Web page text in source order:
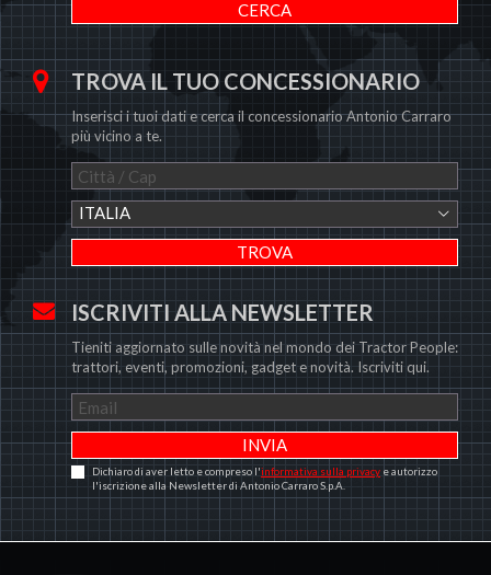
TROVA IL TUO CONCESSIONARIO
Inserisci i tuoi dati e cerca il concessionario Antonio Carraro
più vicino a te.
ITALIA
ISCRIVITI ALLA NEWSLETTER
Tieniti aggiornato sulle novità nel mondo dei Tractor People:
trattori, eventi, promozioni, gadget e novità. Iscriviti qui.
Dichiaro di aver letto e compreso l'informativa sulla privacy e autorizzo
l'iscrizione alla Newsletter di Antonio Carraro S.p.A.